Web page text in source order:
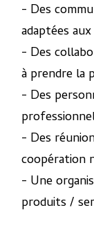
- Des
adaptées
- Des
à prendre la
- Des
- Des
coopération
- Une
produits /